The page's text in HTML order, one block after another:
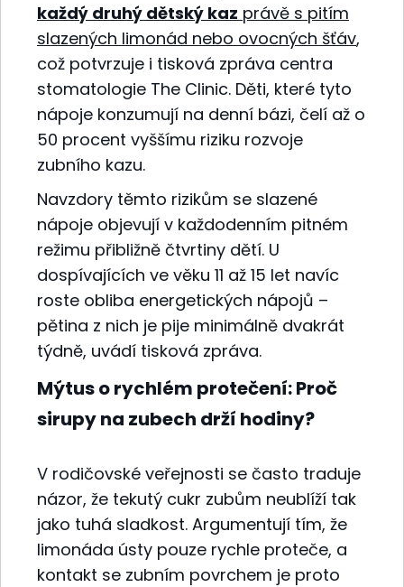
každý druhý dětský kaz právě s pitím
slazených limonád nebo ovocných šťáv,
což potvrzuje i tisková zpráva centra
stomatologie The Clinic. Děti, které tyto
nápoje konzumují na denní bázi, čelí až o
50 procent vyššímu riziku rozvoje
zubního kazu.
Navzdory těmto rizikům se slazené
nápoje objevují v každodenním pitném
režimu přibližně čtvrtiny dětí. U
dospívajících ve věku 11 až 15 let navíc
roste obliba energetických nápojů –
pětina z nich je pije minimálně dvakrát
týdně, uvádí tisková zpráva.
Mýtus o rychlém protečení: Proč
sirupy na zubech drží hodiny?
V rodičovské veřejnosti se často traduje
názor, že tekutý cukr zubům neublíží tak
jako tuhá sladkost. Argumentují tím, že
limonáda ústy pouze rychle proteče, a
kontakt se zubním povrchem je proto